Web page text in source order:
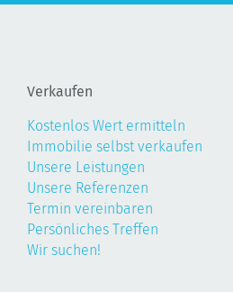
Verkaufen
Kostenlos Wert ermitteln
Immobilie selbst verkaufen
Unsere Leistungen
Unsere Referenzen
Termin vereinbaren
Persönliches Treffen
Wir suchen!